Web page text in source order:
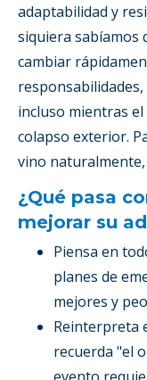
adaptabilidad y
siquiera sabíamos
cambiar
incluso mientras
colapso exterior.
vino
¿Qué pasa
mejorar su
Piensa en
planes de
mejores y
Reinterpreta
recuerda "el
evento